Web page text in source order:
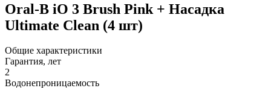
Oral-B iO 3 Brush Pink + Насадка
Ultimate Clean (4 шт)
Общие характеристики
Гарантия, лет
2
Водонепроницаемость